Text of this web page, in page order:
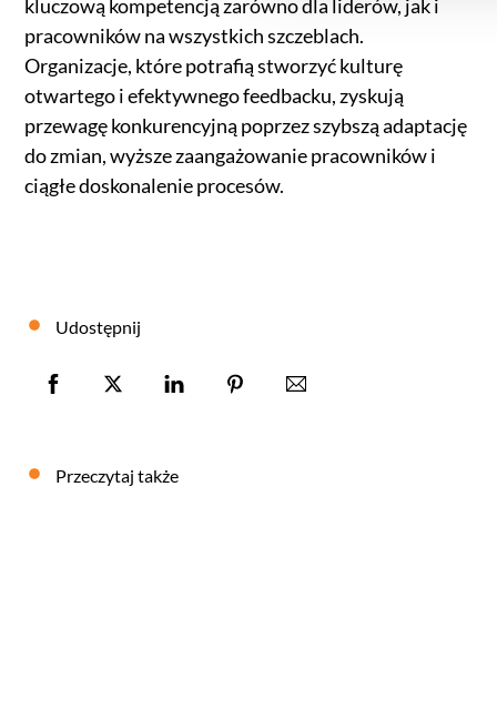
kluczową kompetencją zarówno dla liderów, jak i
pracowników na wszystkich szczeblach.
Organizacje, które potrafią stworzyć kulturę
otwartego i efektywnego feedbacku, zyskują
przewagę konkurencyjną poprzez szybszą adaptację
do zmian, wyższe zaangażowanie pracowników i
ciągłe doskonalenie procesów.
Udostępnij
Przeczytaj także